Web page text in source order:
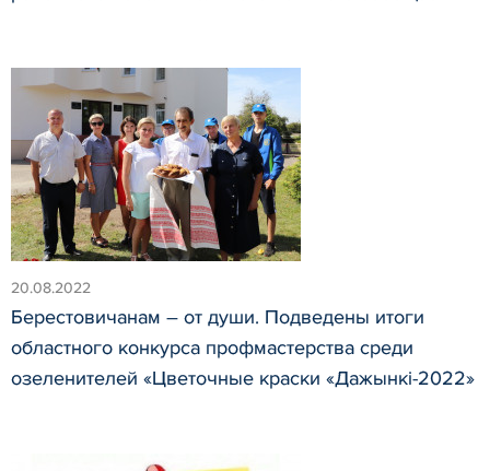
20.08.2022
Берестовичанам – от души. Подведены итоги
областного конкурса профмастерства среди
озеленителей «Цветочные краски «Дажынкі-2022»